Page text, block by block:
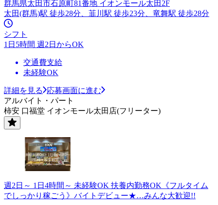
群馬県太田市石原町81番地 イオンモール太田2F
太田(群馬)駅 徒歩28分、韮川駅 徒歩23分、竜舞駅 徒歩28分
シフト
1日5時間 週2日からOK
交通費支給
未経験OK
詳細を見る
応募画面に進む
アルバイト・パート
柿安 口福堂 イオンモール太田店(フリーター)
週2日～ 1日4時間～ 未経験OK 扶養内勤務OK《フルタイム
でしっかり稼ごう》バイトデビュー★…みんな大歓迎!!